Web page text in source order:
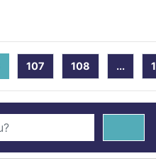
(current)
107 108 ...